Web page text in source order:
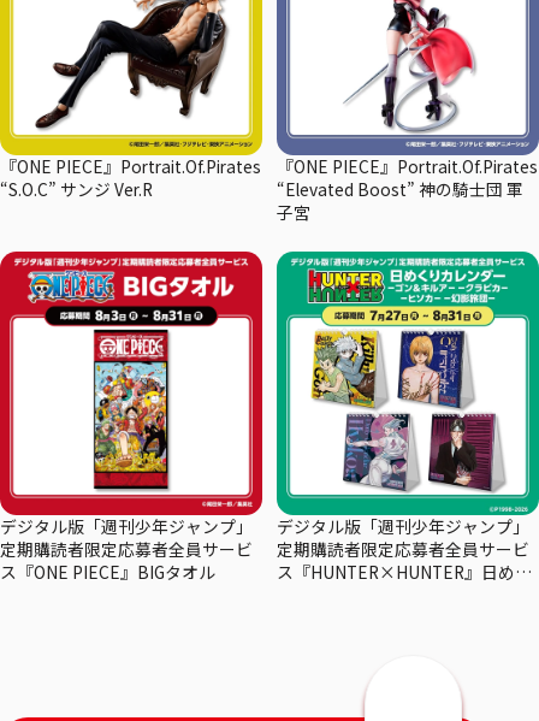
『ONE PIECE』Portrait.Of.Pirates
“S.O.C” サンジ Ver.R
『ONE PIECE』Portrait.Of.Pirates
“Elevated Boost” 神の騎士団 軍
子宮
デジタル版「週刊少年ジャンプ」
定期購読者限定応募者全員サービ
ス『ONE PIECE』BIGタオル
デジタル版「週刊少年ジャンプ」
定期購読者限定応募者全員サービ
ス『HUNTER×HUNTER』日めく